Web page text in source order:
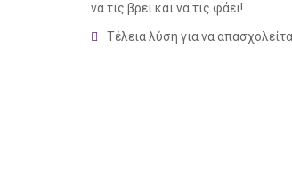
να τις βρει και να τις φάει!
Τέλεια λύση για να